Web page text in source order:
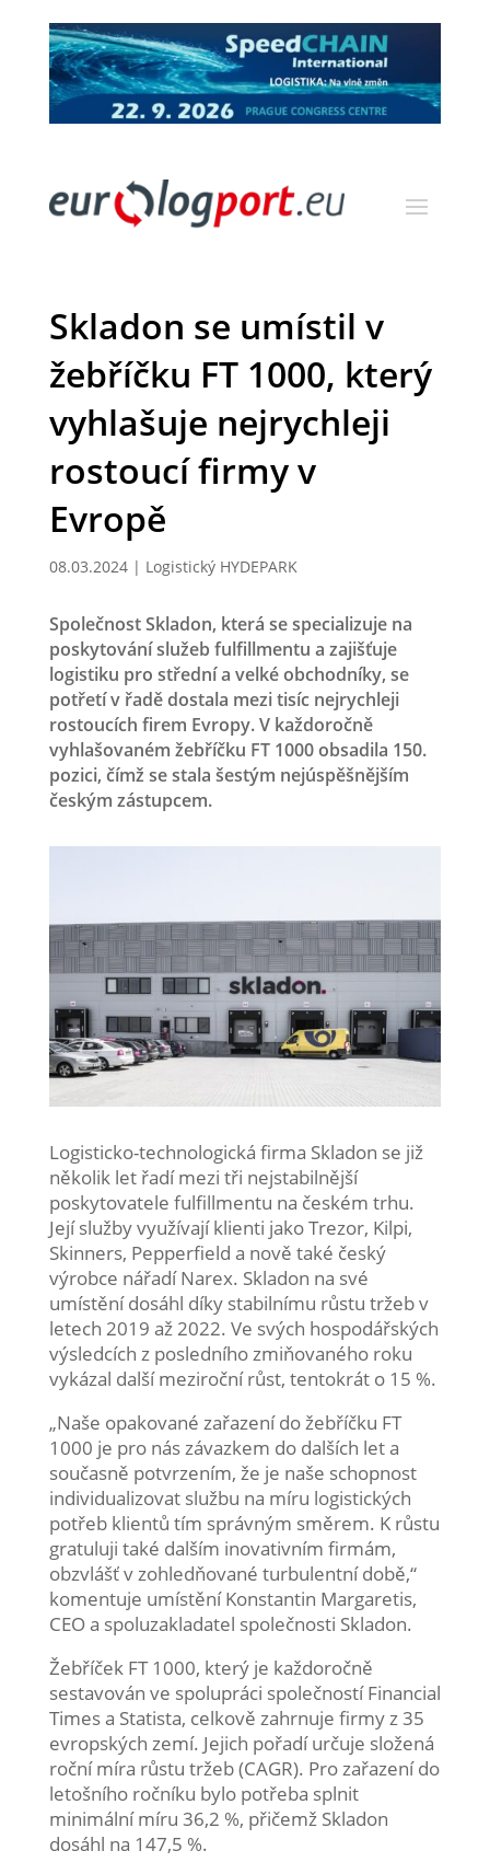
Skladon se umístil v
žebříčku FT 1000, který
vyhlašuje nejrychleji
rostoucí firmy v
Evropě
08.03.2024| Logistický HYDEPARK
Společnost Skladon, která se specializuje na
poskytování služeb fulfillmentu a zajišťuje
logistiku pro střední a velké obchodníky, se
potřetí v řadě dostala mezi tisíc nejrychleji
rostoucích firem Evropy. V každoročně
vyhlašovaném žebříčku FT 1000 obsadila 150.
pozici, čímž se stala šestým nejúspěšnějším
českým zástupcem.
Logisticko-technologická firma Skladon se již
několik let řadí mezi tři nejstabilnější
poskytovatele fulfillmentu na českém trhu.
Její služby využívají klienti jako Trezor, Kilpi,
Skinners, Pepperfield a nově také český
výrobce nářadí Narex. Skladon na své
umístění dosáhl díky stabilnímu růstu tržeb v
letech 2019 až 2022. Ve svých hospodářských
výsledcích z posledního zmiňovaného roku
vykázal další meziroční růst, tentokrát o 15 %.
„Naše opakované zařazení do žebříčku FT
1000 je pro nás závazkem do dalších let a
současně potvrzením, že je naše schopnost
individualizovat službu na míru logistických
potřeb klientů tím správným směrem. K růstu
gratuluji také dalším inovativním firmám,
obzvlášť v zohledňované turbulentní době,“
komentuje umístění Konstantin Margaretis,
CEO a spoluzakladatel společnosti Skladon.
Žebříček FT 1000, který je každoročně
sestavován ve spolupráci společností Financial
Times a Statista, celkově zahrnuje firmy z 35
evropských zemí. Jejich pořadí určuje složená
roční míra růstu tržeb (CAGR). Pro zařazení do
letošního ročníku bylo potřeba splnit
minimální míru 36,2 %, přičemž Skladon
dosáhl na 147,5 %.